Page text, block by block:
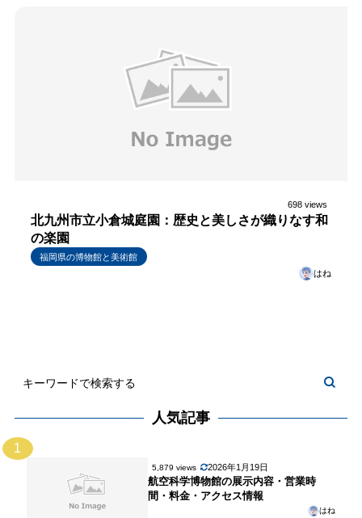
698 views
北九州市立小倉城庭園：歴史と美しさが織りなす和
の楽園
福岡県の博物館と美術館
はね
人気記事
1
5,879 views 2026年1月19日
航空科学博物館の展示内容・営業時
間・料金・アクセス情報
はね